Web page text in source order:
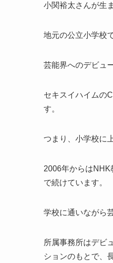
小関裕太さんが生
地元の公立小学校
芸能界へのデビュ
セキスイハイムの
す。
つまり、小学校に
2006年からはNHK
で続けています。
学校に通いながら
所属事務所はデビ
ションのもとで、